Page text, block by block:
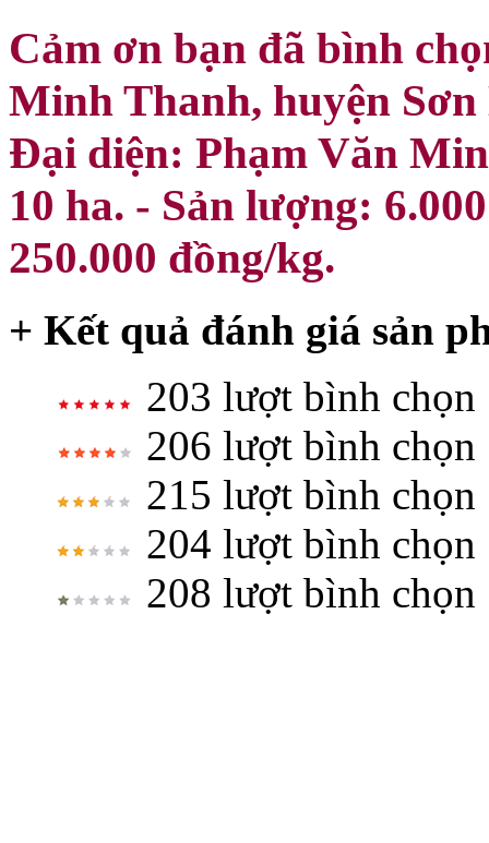
Cảm ơn bạn đã bình
Minh Thanh, huyện
Đại diện: Phạm Văn
10 ha. - Sản lượng:
250.000 đồng/kg.
+ Kết quả đánh giá sản
203 lượt bình chọn
206 lượt bình chọn
215 lượt bình chọn
204 lượt bình chọn
208 lượt bình chọn